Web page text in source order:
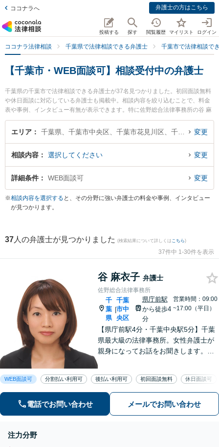
ココナラへ 弁護士の方はこちら
投稿する 探す 閲覧履歴 マイリスト ログイン
ココナラ法律相談 千葉県で法律相談できる弁護士 千葉市で法律相談で
【千葉市・WEB面談可】相談受付中の弁護士
千葉県の千葉市で法律相談できる弁護士が37名見つかりました。初回面談無料
や休日面談に対応している弁護士も掲載中。相談内容を絞り込むことで、料金
表や事例、インタビュー有無が表示できます。特に佐野総合法律事務所の谷 麻
衣子弁護士や弁護士法人あいち刑事事件総合法律事務所 千葉支部の恩田 剛弁護
士、佐野総合法律事務所の町田 耀一弁護士のプロフィール情報や弁護士費用、
方は是非ご利用ください。千葉市で土日や夜間に発生した不倫慰謝料トラブル
を今すぐに弁護士に相談したい』『交通事故の過失割合や後遺障害のトラブル
解決の実績豊富な近くの弁護士を検索したい』『初回相談無料で自己破産や債
相談者さんにおすすめです。
エリア 変更
相談内容 選択してください 変更
詳細条件 WEB面談可 変更
※相談内容を選択する と、その分野に強い弁護士の料金や事例、インタビュー
が見つかります。
37 人の弁護士が見つかりました (検索結果について詳しくは こちら)
37件中 1-30件を表示
谷 麻衣子 弁護士
佐野総合法律事務所
千
葉
県
|
千葉
市中
央区
県庁前駅
から徒歩4
分
営業時間：09:00
~17:00（平日）
【県庁前駅4分・千葉中央駅5分】千葉
県最大級の法律事務所。女性弁護士が
親身になってお話をお聞きします。不
い。【初回相談30分無料】【夜間・休
日の相談可能】
WEB面談可 分割払い利用可 後払い利用可 初回面談無料 休日面談可
電話でお問い合わせ メールでお問い合わせ
注力分野